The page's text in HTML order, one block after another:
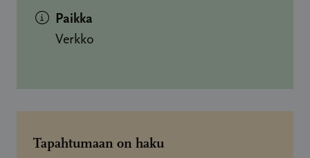
Paikka
Verkko
Tapahtumaan on haku